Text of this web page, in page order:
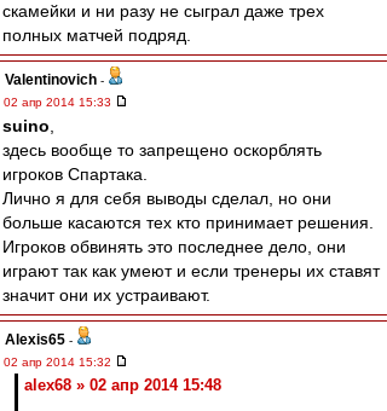
скамейки и ни разу не сыграл даже трех
полных матчей подряд.
Valentinovich -
02 апр 2014 15:33
suino
здесь вообще то запрещено оскорблять
игроков Спартака.
Лично я для себя выводы сделал, но они
больше касаются тех кто принимает решения.
Игроков обвинять это последнее дело, они
играют так как умеют и если тренеры их ставят
значит они их устраивают.
Alexis65 -
02 апр 2014 15:32
alex68 » 02 апр 2014 15:48